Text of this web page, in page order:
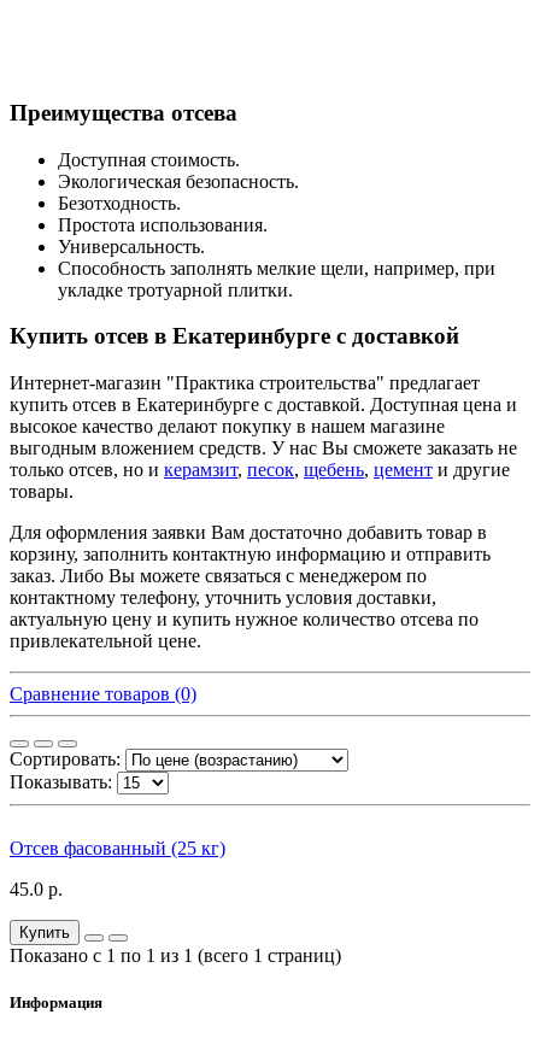
Преимущества отсева
Доступная стоимость.
Экологическая безопасность.
Безотходность.
Простота использования.
Универсальность.
Способность заполнять мелкие щели, например, при
укладке тротуарной плитки.
Купить отсев в Екатеринбурге с доставкой
Интернет-магазин "Практика строительства" предлагает
купить отсев в Екатеринбурге с доставкой. Доступная цена и
высокое качество делают покупку в нашем магазине
выгодным вложением средств. У нас Вы сможете заказать не
только отсев, но и керамзит, песок, щебень, цемент и другие
товары.
Для оформления заявки Вам достаточно добавить товар в
корзину, заполнить контактную информацию и отправить
заказ. Либо Вы можете связаться с менеджером по
контактному телефону, уточнить условия доставки,
актуальную цену и купить нужное количество отсева по
привлекательной цене.
Сравнение товаров (0)
Сортировать:
Показывать:
Отсев фасованный (25 кг)
45.0 р.
Купить
Показано с 1 по 1 из 1 (всего 1 страниц)
Информация